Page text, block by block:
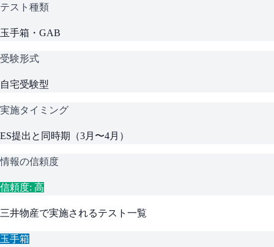
テスト種類
玉手箱・GAB
受験形式
自宅受験型
実施タイミング
ES提出と同時期（3月〜4月）
情報の信頼度
信頼度: 高
三井物産で実施されるテスト一覧
玉手箱